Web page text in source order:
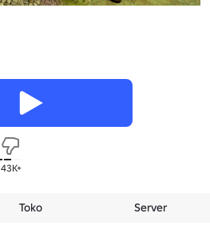
43K+
Toko Server